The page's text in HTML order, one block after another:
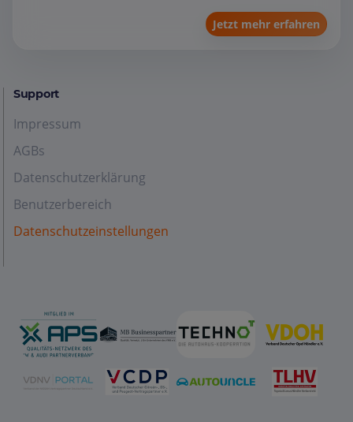
Jetzt mehr erfahren
Support
Impressum
AGBs
Datenschutzerklärung
Benutzerbereich
Datenschutzeinstellungen